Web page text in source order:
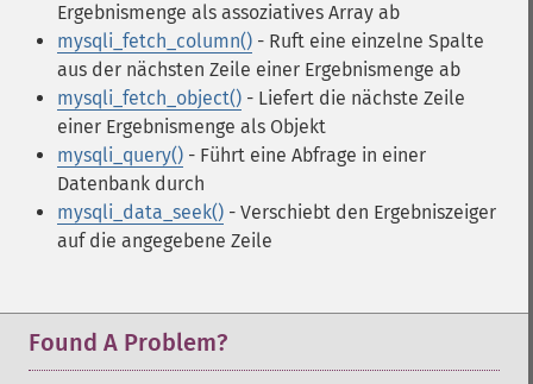
Ergebnismenge als assoziatives Array ab
mysqli_fetch_column() - Ruft eine einzelne Spalte
aus der nächsten Zeile einer Ergebnismenge ab
mysqli_fetch_object() - Liefert die nächste Zeile
einer Ergebnismenge als Objekt
mysqli_query() - Führt eine Abfrage in einer
Datenbank durch
mysqli_data_seek() - Verschiebt den Ergebniszeiger
auf die angegebene Zeile
Found A Problem?